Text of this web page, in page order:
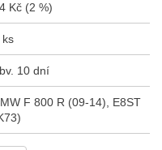
Kč (2 %)
ks
10 dní
F 800 R (09-14), E8ST